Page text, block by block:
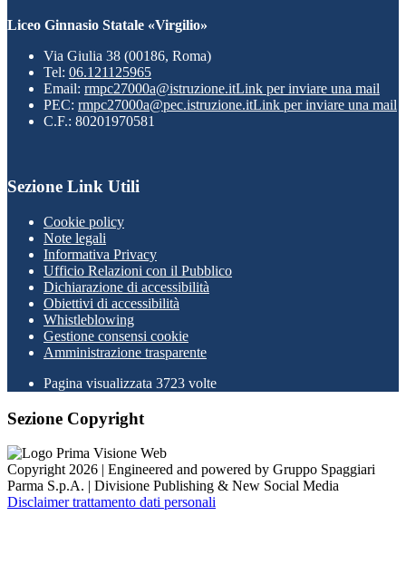
Liceo Ginnasio Statale «Virgilio»
Via Giulia 38 (00186, Roma)
Tel: 06.121125965
Email: rmpc27000a@istruzione.itLink per inviare una mail
PEC: rmpc27000a@pec.istruzione.itLink per inviare una mail
C.F.: 80201970581
Sezione Link Utili
Cookie policy
Note legali
Informativa Privacy
Ufficio Relazioni con il Pubblico
Dichiarazione di accessibilità
Obiettivi di accessibilità
Whistleblowing
Gestione consensi cookie
Amministrazione trasparente
Pagina visualizzata 3723 volte
Sezione Copyright
Copyright 2026 | Engineered and powered by Gruppo Spaggiari
Parma S.p.A. | Divisione Publishing & New Social Media
Disclaimer trattamento dati personali